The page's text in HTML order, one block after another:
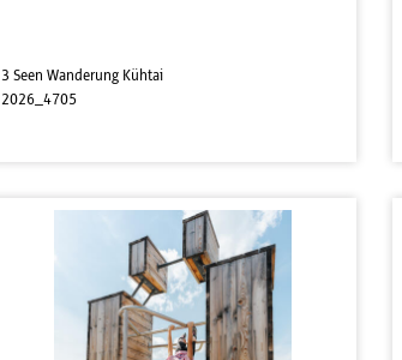
3 Seen Wanderung Kühtai
2026_4705